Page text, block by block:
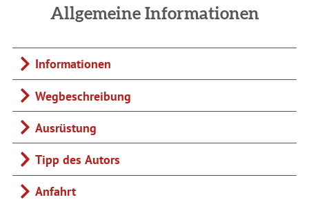
Allgemeine Informationen
Informationen
Wegbeschreibung
Ausrüstung
Tipp des Autors
Anfahrt